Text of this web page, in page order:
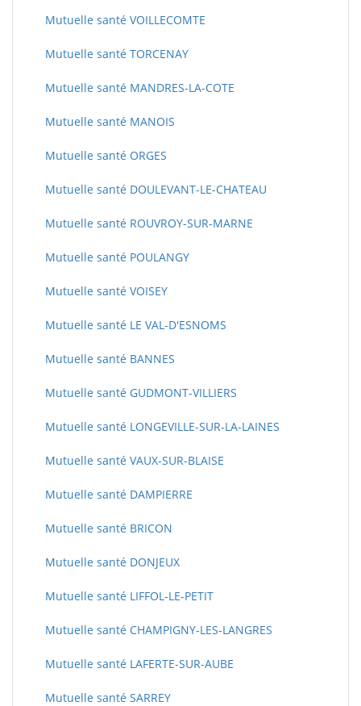
Mutuelle santé VOILLECOMTE
Mutuelle santé TORCENAY
Mutuelle santé MANDRES-LA-COTE
Mutuelle santé MANOIS
Mutuelle santé ORGES
Mutuelle santé DOULEVANT-LE-CHATEAU
Mutuelle santé ROUVROY-SUR-MARNE
Mutuelle santé POULANGY
Mutuelle santé VOISEY
Mutuelle santé LE VAL-D'ESNOMS
Mutuelle santé BANNES
Mutuelle santé GUDMONT-VILLIERS
Mutuelle santé LONGEVILLE-SUR-LA-LAINES
Mutuelle santé VAUX-SUR-BLAISE
Mutuelle santé DAMPIERRE
Mutuelle santé BRICON
Mutuelle santé DONJEUX
Mutuelle santé LIFFOL-LE-PETIT
Mutuelle santé CHAMPIGNY-LES-LANGRES
Mutuelle santé LAFERTE-SUR-AUBE
Mutuelle santé SARREY